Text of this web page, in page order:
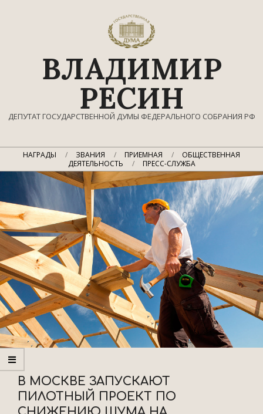
ВЛАДИМИР
РЕСИН
ДЕПУТАТ ГОСУДАРСТВЕННОЙ ДУМЫ ФЕДЕРАЛЬНОГО СОБРАНИЯ РФ
Главное
НАГРАДЫ ЗВАНИЯ ПРИЕМНАЯ
ОБЩЕСТВЕННАЯ
ДЕЯТЕЛЬНОСТЬ
ПРЕСС-СЛУЖБА
В МОСКВЕ ЗАПУСКАЮТ
ПИЛОТНЫЙ ПРОЕКТ ПО